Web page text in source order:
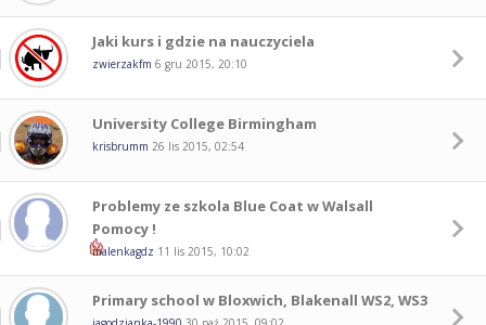
Jaki kurs i gdzie na nauczyciela
zwierzakfm 6 gru 2015, 20:10
University College Birmingham
krisbrumm 26 lis 2015, 02:54
Problemy ze szkola Blue Coat w Walsall
Pomocy !
malenkagdz 11 lis 2015, 10:02
Primary school w Bloxwich, Blakenall WS2, WS3